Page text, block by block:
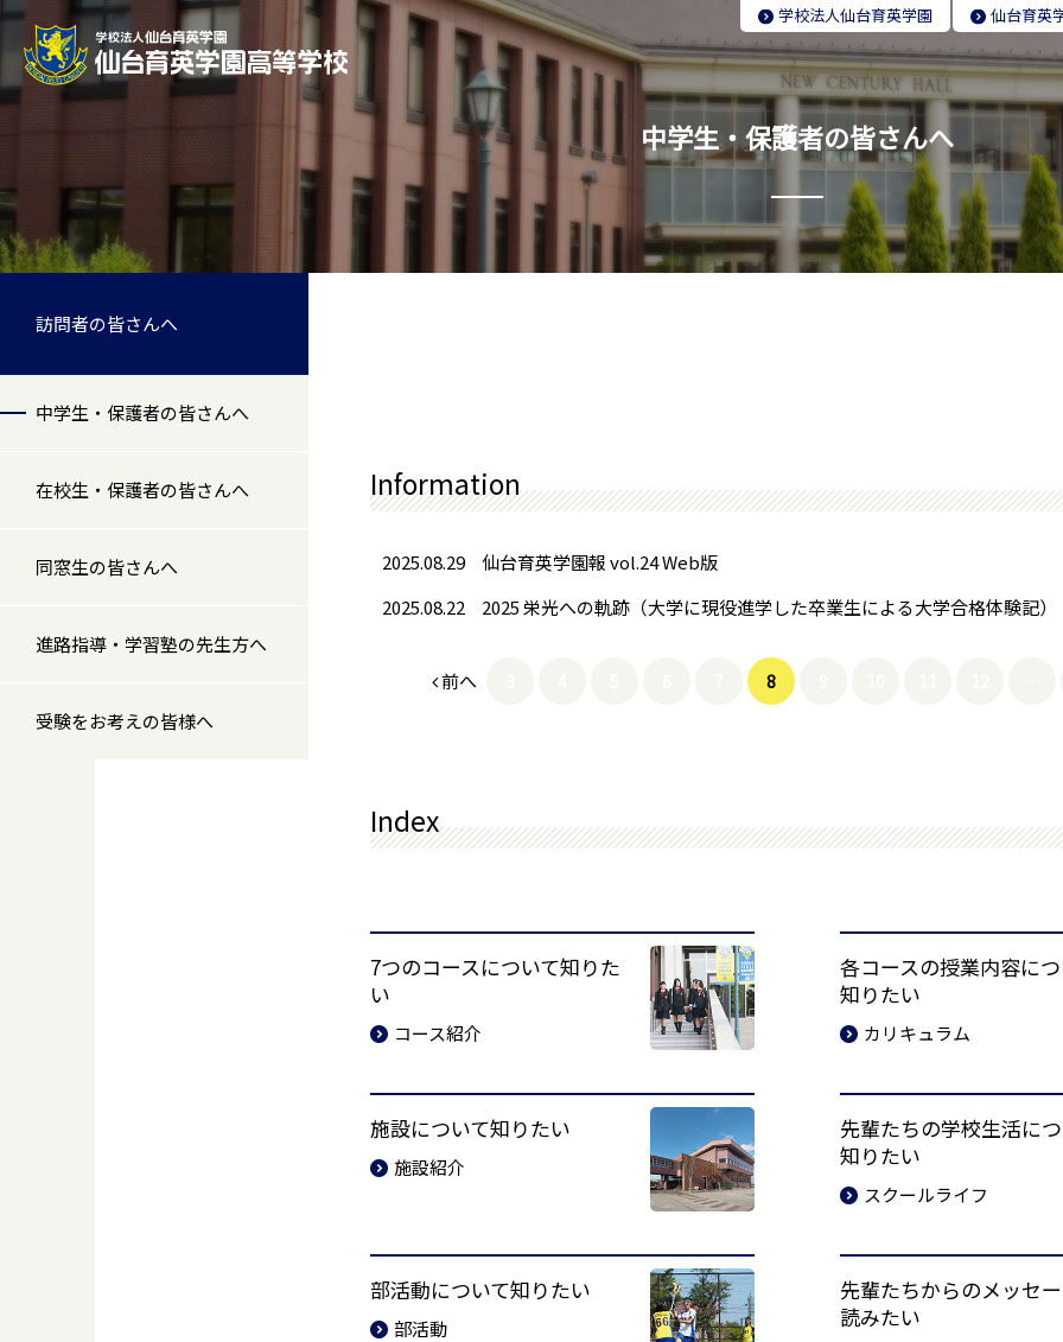
学校法人仙台育英学園 仙台育英
中学生・保護者の皆さんへ
Information
2025.08.29
仙台育英学園報 vol.24 Web版
2025.08.22
2025 栄光への軌跡（大学に現役進学した卒業生による大学合格体験記）
前へ 8
Index
7つのコースについて知りた
い
コース紹介
各コースの授業内容に
知りたい
カリキュラム
施設について知りたい
施設紹介
先輩たちの学校生活に
知りたい
スクールライフ
部活動について知りたい
部活動
先輩たちからのメッセ
読みたい
訪問者の皆さんへ
中学生・保護者の皆さんへ
在校生・保護者の皆さんへ
同窓生の皆さんへ
進路指導・学習塾の先生方へ
受験をお考えの皆様へ